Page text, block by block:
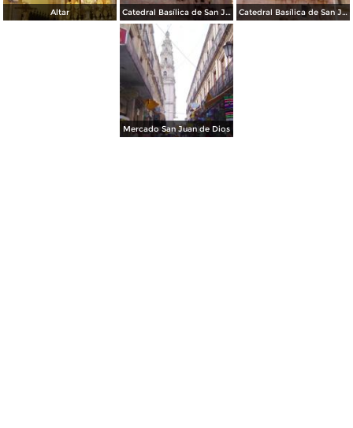
Altar Catedral Basílica de San Juan de los Lagos Catedral Basílica de San Juan de los Lagos
Mercado San Juan de Dios